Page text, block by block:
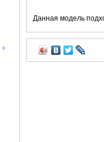
Данная модель